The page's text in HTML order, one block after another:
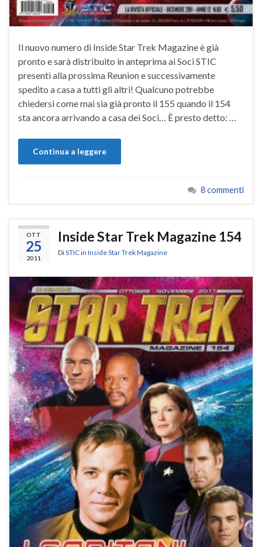
Il nuovo numero di Inside Star Trek Magazine è già
pronto e sarà distribuito in anteprima ai Soci STIC
presenti alla prossima Reunion e successivamente
spedito a casa a tutti gli altri! Qualcuno potrebbe
chiedersi come mai sia già pronto il 155 quando il 154
sta ancora arrivando a casa dei Soci… È presto detto: …
Continua a leggere
8 commenti
OTT
25
2011
Inside Star Trek Magazine 154
DiSTICin Inside Star Trek Magazine